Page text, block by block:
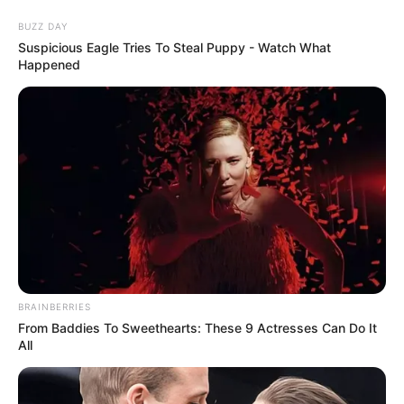
Receitas de Amigurumi: 26
Modelos de Profissões para Baixar
BUZZ DAY
Suspicious Eagle Tries To Steal Puppy - Watch What
Happened
BRAINBERRIES
From Baddies To Sweethearts: These 9 Actresses Can Do It
All